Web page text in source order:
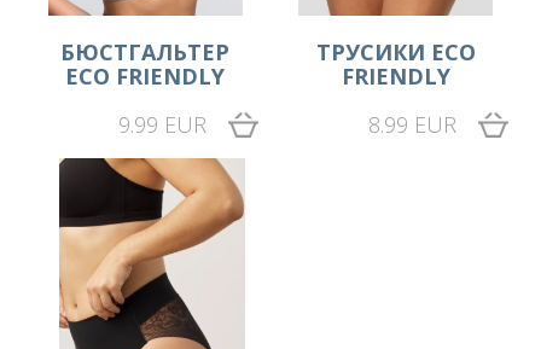
БЮСТГАЛЬТЕР
ECO FRIENDLY
9.99 EUR
ТРУСИКИ ECO
FRIENDLY
8.99 EUR